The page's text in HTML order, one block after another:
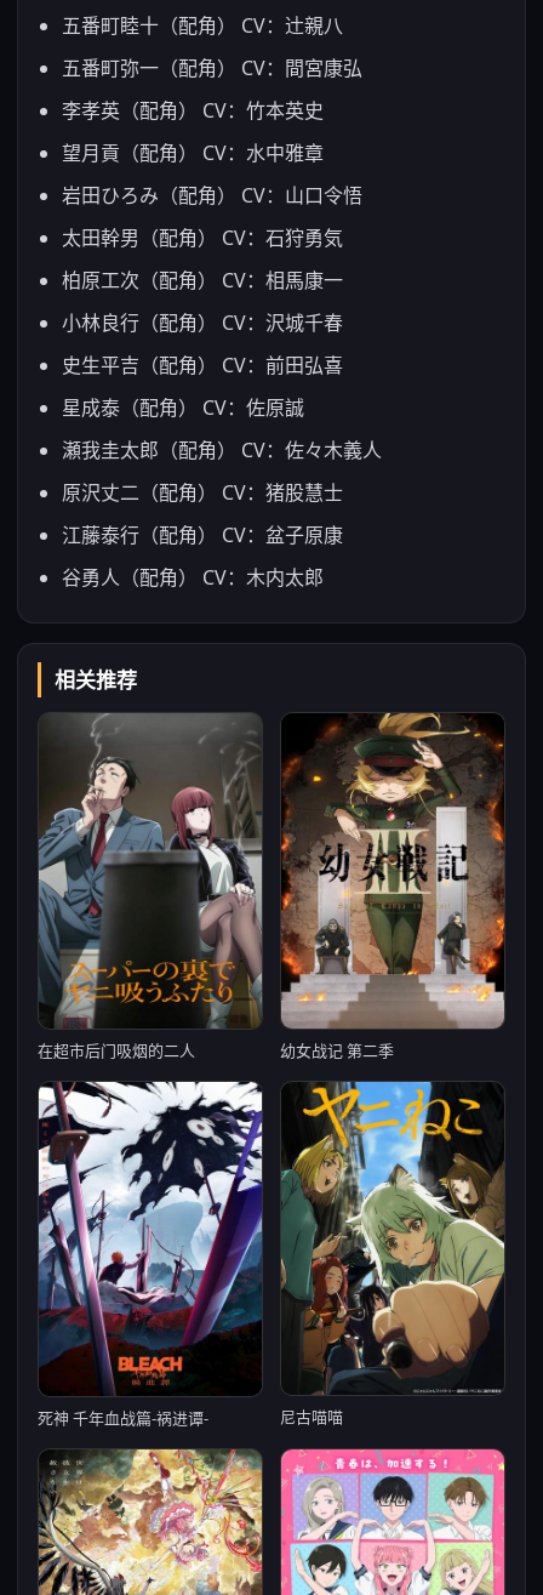
五番町睦十（配角） CV：辻親八
五番町弥一（配角） CV：間宮康弘
李孝英（配角） CV：竹本英史
望月貢（配角） CV：水中雅章
岩田ひろみ（配角） CV：山口令悟
太田幹男（配角） CV：石狩勇気
柏原工次（配角） CV：相馬康一
小林良行（配角） CV：沢城千春
史生平吉（配角） CV：前田弘喜
星成泰（配角） CV：佐原誠
瀬我圭太郎（配角） CV：佐々木義人
原沢丈二（配角） CV：猪股慧士
江藤泰行（配角） CV：盆子原康
谷勇人（配角） CV：木内太郎
相关推荐
在超市后门吸烟的二人 幼女战记 第二季
死神 千年血战篇-祸进谭- 尼古喵喵